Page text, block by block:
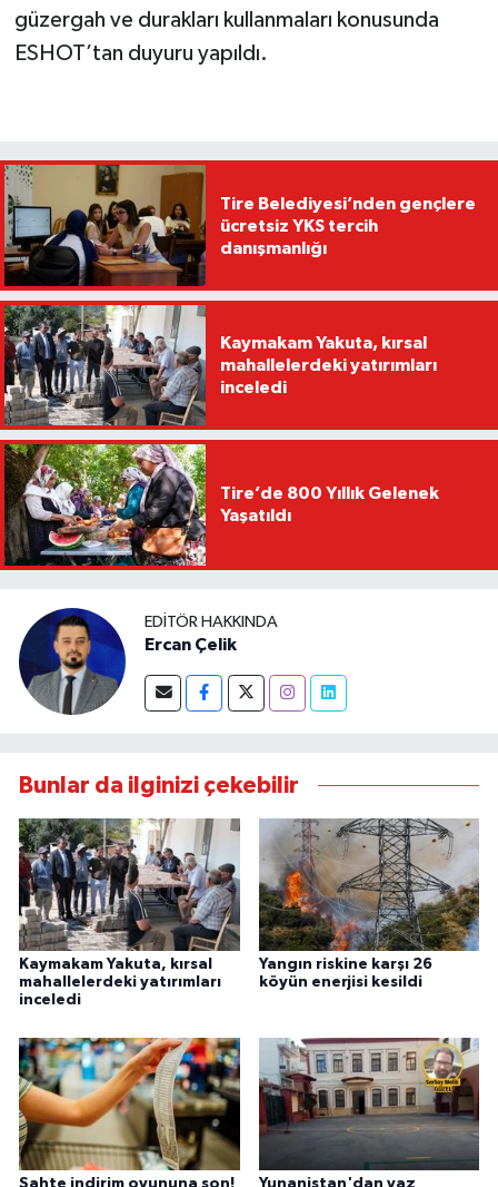
güzergah ve durakları kullanmaları konusunda
ESHOT’tan duyuru yapıldı.
Tire Belediyesi’nden gençlere
ücretsiz YKS tercih
danışmanlığı
Kaymakam Yakuta, kırsal
mahallelerdeki yatırımları
inceledi
Tire’de 800 Yıllık Gelenek
Yaşatıldı
EDITÖR HAKKINDA
Ercan Çelik
Bunlar da ilginizi çekebilir
Kaymakam Yakuta, kırsal
mahallelerdeki yatırımları
inceledi
Yangın riskine karşı 26
köyün enerjisi kesildi
Sahte indirim oyununa son! Yunanistan'dan yaz